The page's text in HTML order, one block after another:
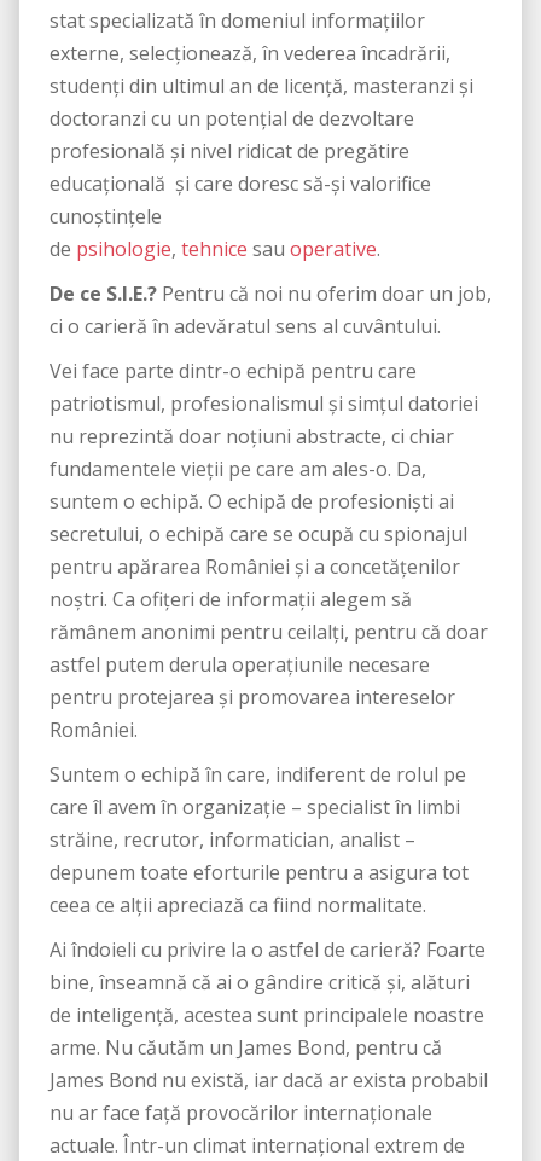
stat specializată în domeniul informațiilor
externe, selecționează, în vederea încadrării,
studenți din ultimul an de licență, masteranzi și
doctoranzi cu un potențial de dezvoltare
profesională și nivel ridicat de pregătire
educațională și care doresc să-și valorifice
cunoștințele
de psihologie, tehnice sau operative.
De ce S.I.E.? Pentru că noi nu oferim doar un job,
ci o carieră în adevăratul sens al cuvântului.
Vei face parte dintr-o echipă pentru care
patriotismul, profesionalismul și simțul datoriei
nu reprezintă doar noțiuni abstracte, ci chiar
fundamentele vieții pe care am ales-o. Da,
suntem o echipă. O echipă de profesioniști ai
secretului, o echipă care se ocupă cu spionajul
pentru apărarea României și a concetățenilor
noștri. Ca ofițeri de informații alegem să
rămânem anonimi pentru ceilalți, pentru că doar
astfel putem derula operațiunile necesare
pentru protejarea și promovarea intereselor
României.
Suntem o echipă în care, indiferent de rolul pe
care îl avem în organizație – specialist în limbi
străine, recrutor, informatician, analist –
depunem toate eforturile pentru a asigura tot
ceea ce alții apreciază ca fiind normalitate.
Ai îndoieli cu privire la o astfel de carieră? Foarte
bine, înseamnă că ai o gândire critică și, alături
de inteligență, acestea sunt principalele noastre
arme. Nu căutăm un James Bond, pentru că
James Bond nu există, iar dacă ar exista probabil
nu ar face față provocărilor internaționale
actuale. Într-un climat internațional extrem de